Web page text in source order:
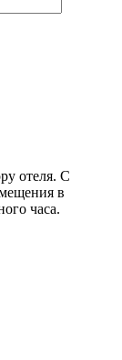
отеля. С
в
часа.